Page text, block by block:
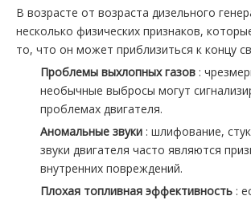
В возрасте от возраста дизельного
несколько физических признаков,
то, что он может приблизиться к концу
Проблемы выхлопных газов :
необычные выбросы могут
проблемах двигателя.
Аномальные звуки : шлифование,
звуки двигателя часто являются
внутренних повреждений.
Плохая топливная эффективность :